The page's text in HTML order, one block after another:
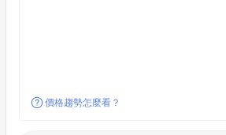
價格趨勢怎麼看？